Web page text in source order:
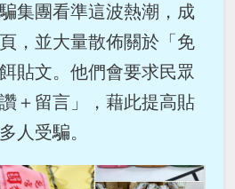
集團看準這波熱潮，成
，並大量散佈關於「免
貼文。他們會要求民眾
＋留言」，藉此提高貼
人受騙。